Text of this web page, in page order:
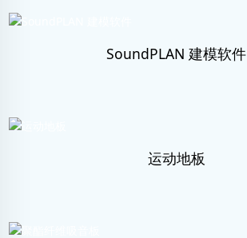
SoundPLAN 建模软件
运动地板